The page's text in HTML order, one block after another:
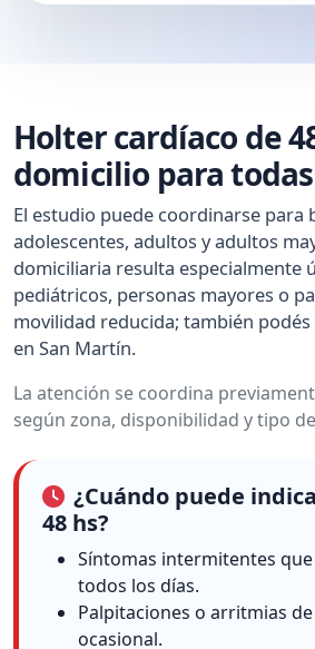
Holter cardíaco de
domicilio para
El estudio puede coordinarse para
adolescentes, adultos y adultos
domiciliaria resulta especialmente
pediátricos, personas mayores o
movilidad reducida; también
en San Martín.
La atención se coordina
según zona, disponibilidad y tipo
¿Cuándo puede
48 hs?
Síntomas intermitentes
todos los días.
Palpitaciones o arritmias
ocasional.